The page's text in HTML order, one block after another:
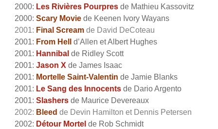
2000: Les Rivières Pourpres de Mathieu Kassovitz
2000: Scary Movie de Keenen Ivory Wayans
2001: Final Scream de David DeCoteau
2001: From Hell
d’Allen et Albert Hughes
2001: Hannibal de Ridley Scott
2001: Jason X de James Isaac
2001: Mortelle Saint-Valentin de Jamie Blanks
2001: Le Sang des Innocents de Dario Argento
2001: Slashers de Maurice Devereaux
2002: Bleed de Devin Hamilton et Dennis Petersen
2002: Détour Mortel de Rob Schmidt